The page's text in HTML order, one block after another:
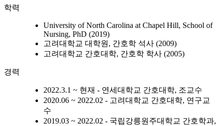
학력
University of North Carolina at Chapel Hill, School of
Nursing, PhD (2019)
고려대학교 대학원, 간호학 석사 (2009)
고려대학교 간호대학, 간호학 학사 (2005)
경력
2022.3.1 ~ 현재 - 연세대학교 간호대학, 조교수
2020.06 ~ 2022.02 - 고려대학교 간호대학, 연구교
수
2019.03 ~ 2022.02 - 국립강릉원주대학교 간호학과,